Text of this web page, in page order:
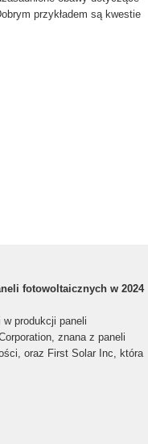
przykładem są kwestie
fotowoltaicznych w 2024
produkcji paneli
znana z paneli
oraz First Solar Inc, która